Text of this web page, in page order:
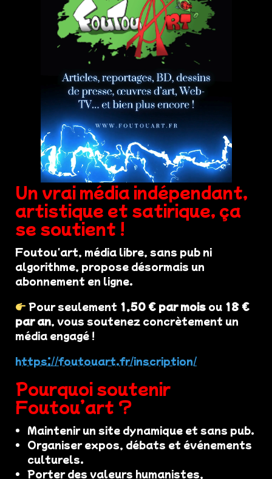
Un vrai média indépendant,
artistique et satirique, ça
se soutient !
Foutou'art, média libre, sans pub ni
algorithme, propose désormais un
abonnement en ligne.
Pour seulement 1,50 € par mois ou 18 €
par an, vous soutenez concrètement un
média engagé !
https://foutouart.fr/inscription/
Pourquoi soutenir
Foutou’art ?
Maintenir un site dynamique et sans pub.
Organiser expos, débats et événements
culturels.
Porter des valeurs humanistes,